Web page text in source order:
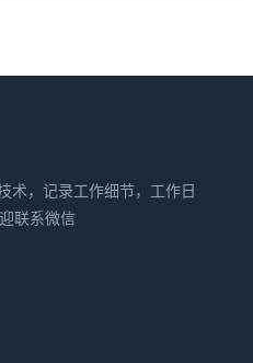
术，记录工作细节，工作日
联系微信